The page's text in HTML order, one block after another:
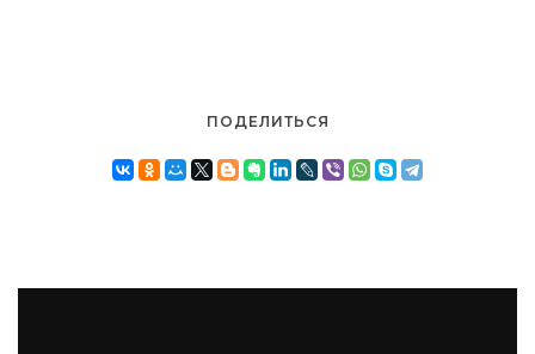
ПОДЕЛИТЬСЯ